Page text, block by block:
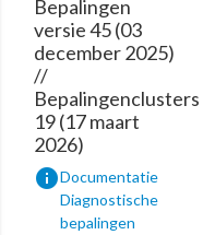
Bepalingen
versie 45 (03
december 2025)
//
Bepalingenclusters
19 (17 maart
2026)
infoDocumentatie
Diagnostische
bepalingen